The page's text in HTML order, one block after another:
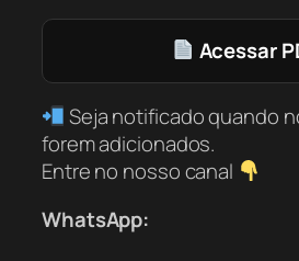
Acessar
Seja notificado quando
forem adicionados.
Entre no nosso canal
WhatsApp: